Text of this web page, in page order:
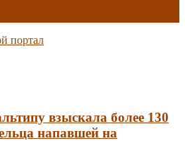
портал
взыскала более 130
напавшей на